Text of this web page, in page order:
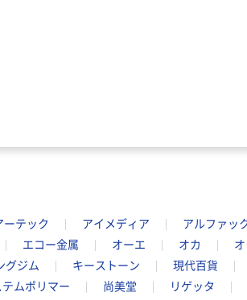
ーテック アイメディア アルファッ
エコー金属 オーエ オカ
グジム キーストーン 現代百貨
テムポリマー 尚美堂 リゲッタ